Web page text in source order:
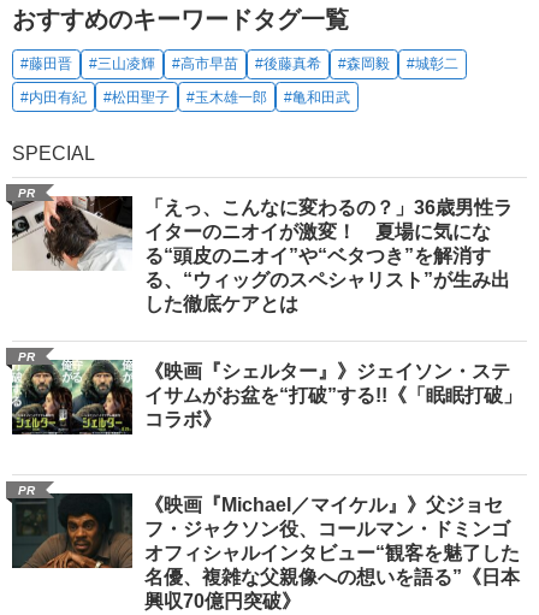
おすすめのキーワードタグ一覧
#藤田晋 #三山凌輝 #高市早苗 #後藤真希 #森岡毅
#城彰二
#内田有紀
#松田聖子 #玉木雄一郎 #亀和田武
SPECIAL
PR
「えっ、こんなに変わるの？」36歳男性ラ
イターのニオイが激変！ 夏場に気にな
る“頭皮のニオイ”や“ベタつき”を解消す
る、“ウィッグのスペシャリスト”が生み出
した徹底ケアとは
PR
《映画『シェルター』》ジェイソン・ステ
イサムがお盆を“打破”する!!《「眠眠打破」
コラボ》
PR
《映画『Michael／マイケル』》父ジョセ
フ・ジャクソン役、コールマン・ドミンゴ
オフィシャルインタビュー“観客を魅了した
名優、複雑な父親像への想いを語る”《日本
興収70億円突破》